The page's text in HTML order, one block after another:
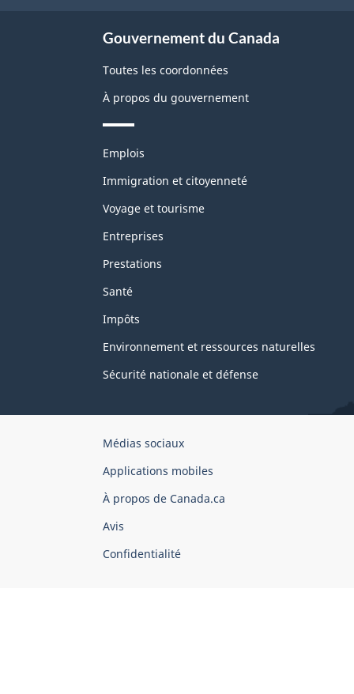
Gouvernement du Canada
Toutes les coordonnées
À propos du gouvernement
Thèmes
sujets
Emplois
Immigration et citoyenneté
Voyage et tourisme
Entreprises
Prestations
Santé
Impôts
Environnement et ressources naturelles
Sécurité nationale et défense
Organisation
gouvernement
du
Canada
Médias sociaux
Applications mobiles
À propos de Canada.ca
Avis
Confidentialité